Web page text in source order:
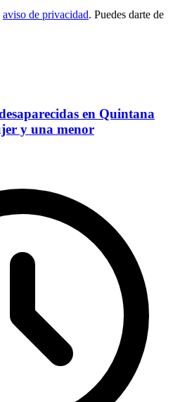
aviso de privacidad. Puedes darte de
en Quintana
y una menor